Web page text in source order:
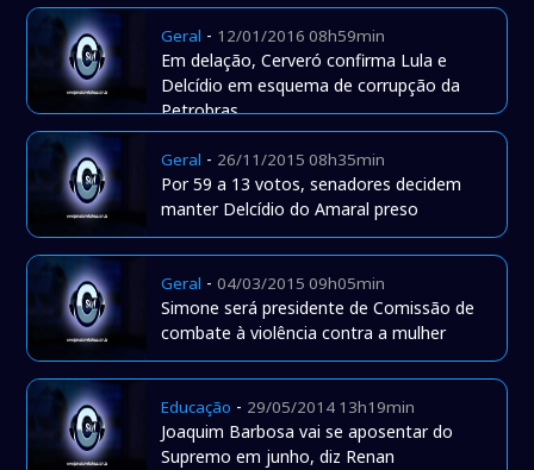
Geral - 12/01/2016 08h59min
Em delação, Cerveró confirma Lula e
Delcídio em esquema de corrupção da
Petrobras
Geral - 26/11/2015 08h35min
Por 59 a 13 votos, senadores decidem
manter Delcídio do Amaral preso
Geral -04/03/2015 09h05min
Simone será presidente de Comissão de
combate à violência contra a mulher
Educação - 29/05/2014 13h19min
Joaquim Barbosa vai se aposentar do
Supremo em junho, diz Renan